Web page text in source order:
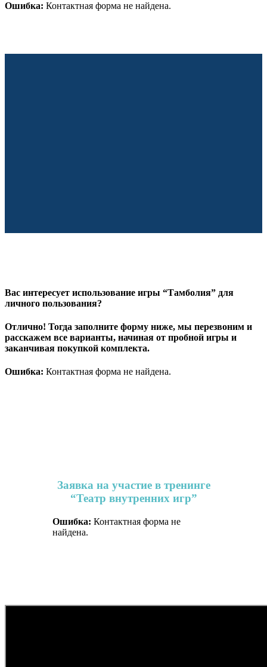
Ошибка: Контактная форма не найдена.
Вас интересует использование игры “Тамболия” для
личного пользования?
Отлично! Тогда заполните форму ниже, мы перезвоним и
расскажем все варианты, начиная от пробной игры и
заканчивая покупкой комплекта.
Ошибка: Контактная форма не найдена.
Заявка на участие в тренинге
“Театр внутренних игр”
Ошибка: Контактная форма не
найдена.